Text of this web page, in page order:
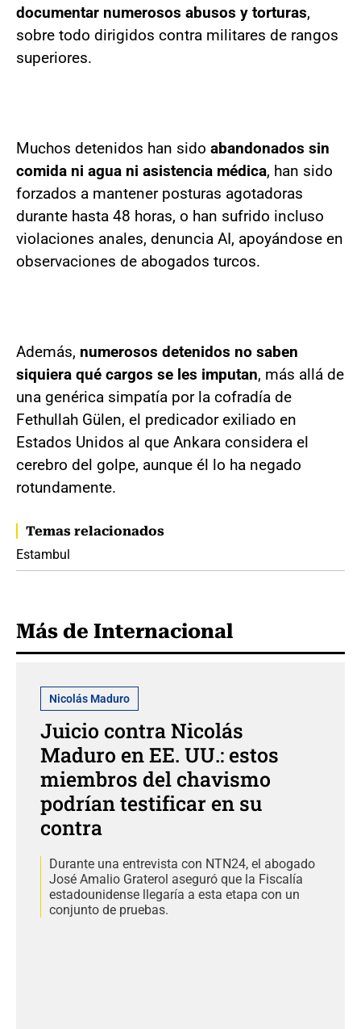
documentar numerosos abusos y torturas,
sobre todo dirigidos contra militares de rangos
superiores.
Muchos detenidos han sido abandonados sin
comida ni agua ni asistencia médica, han sido
forzados a mantener posturas agotadoras
durante hasta 48 horas, o han sufrido incluso
violaciones anales, denuncia AI, apoyándose en
observaciones de abogados turcos.
Además, numerosos detenidos no saben
siquiera qué cargos se les imputan, más allá de
una genérica simpatía por la cofradía de
Fethullah Gülen, el predicador exiliado en
Estados Unidos al que Ankara considera el
cerebro del golpe, aunque él lo ha negado
rotundamente.
Temas relacionados
Estambul
Más de Internacional
Nicolás Maduro
Juicio contra Nicolás
Maduro en EE. UU.: estos
miembros del chavismo
podrían testificar en su
contra
Durante una entrevista con NTN24, el abogado
José Amalio Graterol aseguró que la Fiscalía
estadounidense llegaría a esta etapa con un
conjunto de pruebas.